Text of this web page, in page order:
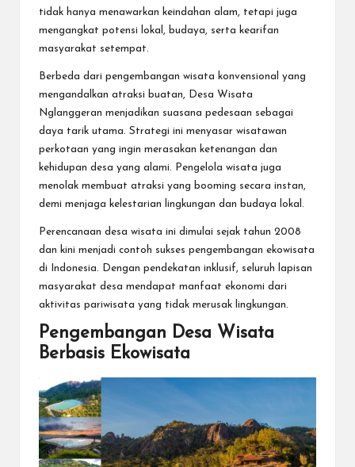
tidak hanya menawarkan keindahan alam, tetapi juga
mengangkat potensi lokal, budaya, serta kearifan
masyarakat setempat.
Berbeda dari pengembangan wisata konvensional yang
mengandalkan atraksi buatan, Desa Wisata
Nglanggeran menjadikan suasana pedesaan sebagai
daya tarik utama. Strategi ini menyasar wisatawan
perkotaan yang ingin merasakan ketenangan dan
kehidupan desa yang alami. Pengelola wisata juga
menolak membuat atraksi yang booming secara instan,
demi menjaga kelestarian lingkungan dan budaya lokal.
Perencanaan desa wisata ini dimulai sejak tahun 2008
dan kini menjadi contoh sukses pengembangan ekowisata
di Indonesia. Dengan pendekatan inklusif, seluruh lapisan
masyarakat desa mendapat manfaat ekonomi dari
aktivitas pariwisata yang tidak merusak lingkungan.
Pengembangan Desa Wisata
Berbasis Ekowisata